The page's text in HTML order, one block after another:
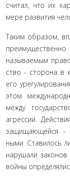
считал, что их
мере развития
Таким образом,
называемым
ство - сторона в
его
этом
между
агрессии.
защищающейся -
ными. Ставилось
нарушали
войны